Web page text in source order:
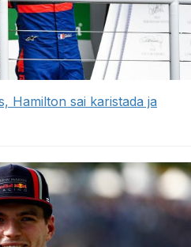
Hamilton sai karistada ja